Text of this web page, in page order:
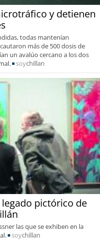
y detienen
todas mantenían
más de 500 dosis de
un avalúo cercano a los dos
soychillan
pictórico de
las que se exhiben en la
soychillan